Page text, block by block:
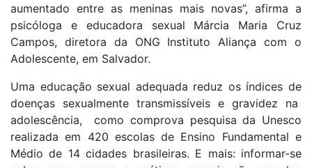
aumentado entre as meninas mais novas”, afirma a
psicóloga e educadora sexual Márcia Maria Cruz
Campos, diretora da ONG Instituto Aliança com o
Adolescente, em Salvador.
Uma educação sexual adequada reduz os índices de
doenças sexualmente transmissíveis e gravidez na
adolescência, como comprova pesquisa da Unesco
realizada em 420 escolas de Ensino Fundamental e
Médio de 14 cidades brasileiras. E mais: informar-se